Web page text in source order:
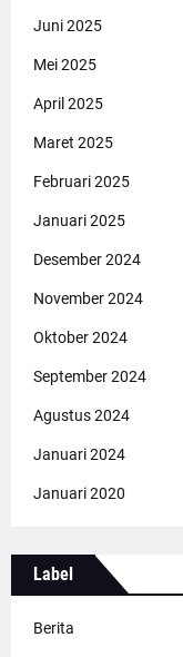
Juni 2025
Mei 2025
April 2025
Maret 2025
Februari 2025
Januari 2025
Desember 2024
November 2024
Oktober 2024
September 2024
Agustus 2024
Januari 2024
Januari 2020
Label
Berita